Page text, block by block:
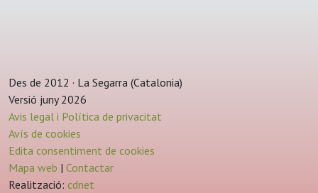
Des de 2012 · La Segarra (Catalonia)
Versió juny 2026
Avis legal i Política de privacitat
Avís de cookies
Edita consentiment de cookies
Mapa web | Contactar
Realització: cdnet